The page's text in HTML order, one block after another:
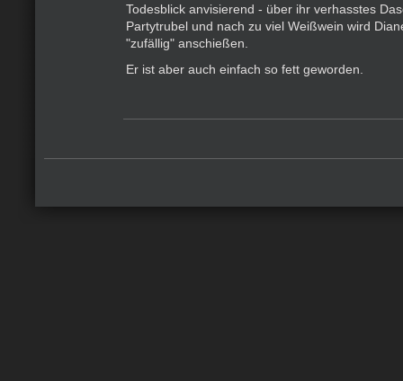
Todesblick anvisierend - über ihr verhasstes
Partytrubel und nach zu viel Weißwein wird
"zufällig" anschießen.
Er ist aber auch einfach so fett geworden.